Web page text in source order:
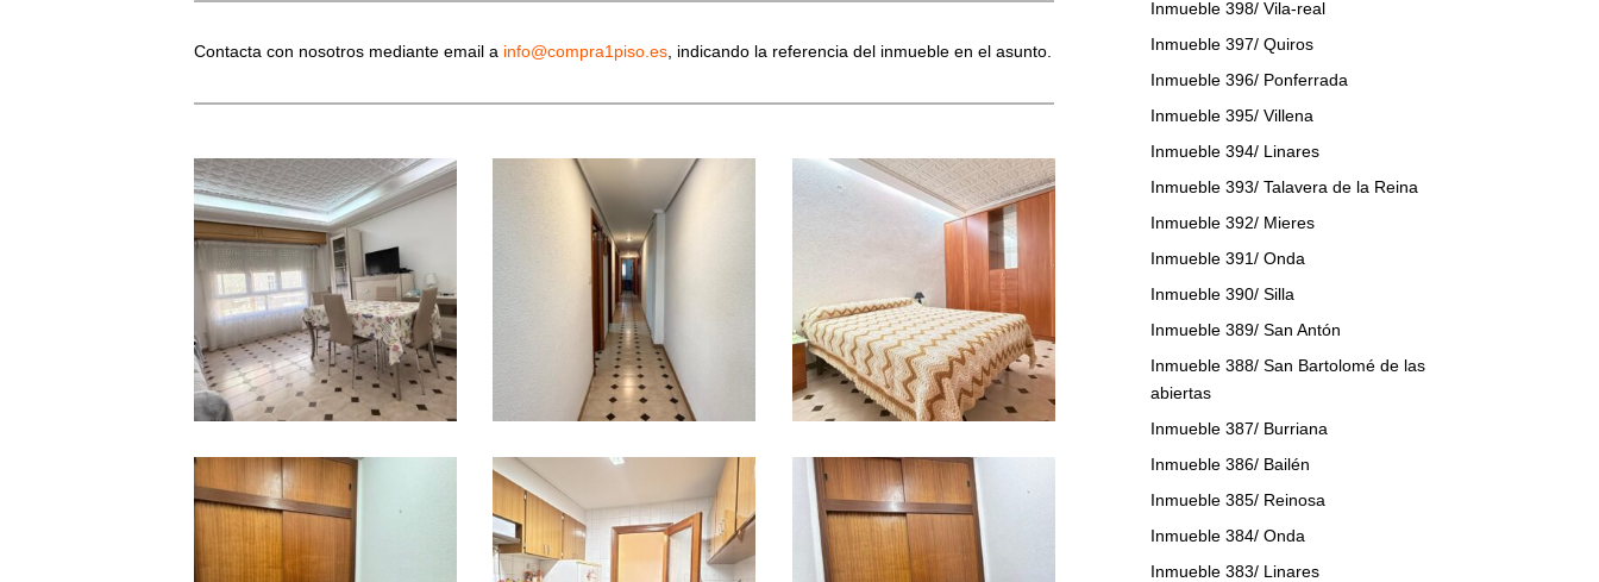
Contacta con nosotros mediante email a info@compra1piso.es , indicando la referencia del inmueble en el asunto.
Inmueble 398/ Vila-real
Inmueble 397/ Quiros
Inmueble 396/ Ponferrada
Inmueble 395/ Villena
Inmueble 394/ Linares
Inmueble 393/ Talavera de la Reina
Inmueble 392/ Mieres
Inmueble 391/ Onda
Inmueble 390/ Silla
Inmueble 389/ San Antón
Inmueble 388/ San Bartolomé de las
abiertas
Inmueble 387/ Burriana
Inmueble 386/ Bailén
Inmueble 385/ Reinosa
Inmueble 384/ Onda
Inmueble 383/ Linares